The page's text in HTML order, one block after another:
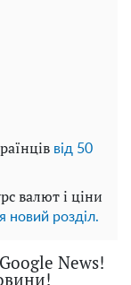
від 50
валют і ціни
новий розділ.
News!